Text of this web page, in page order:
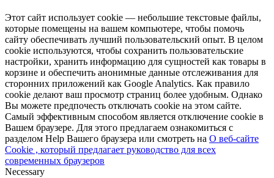
Этот сайт использует cookie — небольшие текстовые файлы,
которые помещены на вашем компьютере, чтобы помочь
сайту обеспечивать лучший пользовательский опыт. В целом
cookie используются, чтобы сохранить пользовательские
настройки, хранить информацию для сущностей как товары в
корзине и обеспечить анонимные данные отслеживания для
сторонних приложений как Google Analytics. Как правило
cookie делают ваш просмотр страниц более удобным. Однако
Вы можете предпочесть отключать cookie на этом сайте.
Самый эффективным способом является отключение cookie в
Вашем браузере. Для этого предлагаем ознакомиться с
разделом Help Вашего браузера или смотреть на О веб-сайте
Cookie , который предлагает руководство для всех
современных браузеров
Necessary